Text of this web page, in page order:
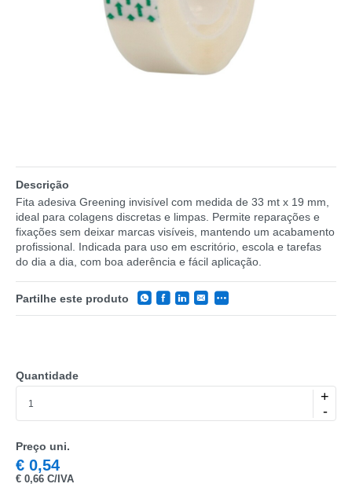
Descrição
Fita adesiva Greening invisível com medida de 33 mt x 19 mm,
ideal para colagens discretas e limpas. Permite reparações e
fixações sem deixar marcas visíveis, mantendo um acabamento
profissional. Indicada para uso em escritório, escola e tarefas
do dia a dia, com boa aderência e fácil aplicação.
Partilhe este produto
Quantidade
+
-
Preço uni.
€ 0,54
€ 0,66 C/IVA